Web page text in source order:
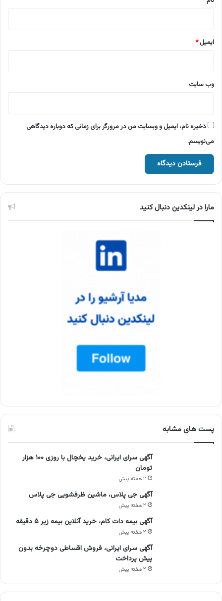
ایمیل*
وب‌ سایت
ذخیره نام، ایمیل و وبسایت من در مرورگر برای زمانی که دوباره دیدگاهی
می‌نویسم.
مارا در لینکدین دنبال کنید
پست های مشابه
آگهی سرای ایرانی، خرید یخچال با روزی ۱۰۰ هزار
تومان
۲ هفته پیش
آگهی جی پلاس، ماشین ظرفشویی جی پلاس
۲ هفته پیش
آگهی بیمه دات کام، خرید آنلاین بیمه زیر ۵ دقیقه
۲ هفته پیش
آگهی سرای ایرانی، فروش اقساطی دوچرخه بدون
پیش پرداخت
۲ هفته پیش